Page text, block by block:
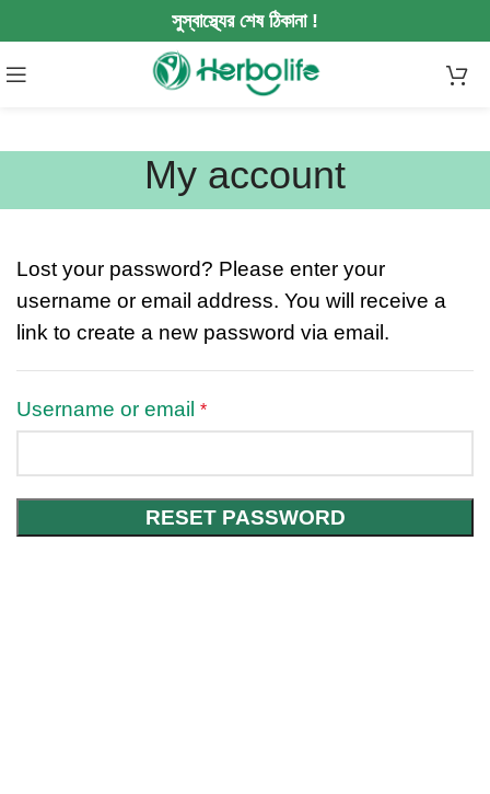
সুস্বাস্থ্যের শেষ ঠিকানা !
My account
Lost your password? Please enter your
username or email address. You will receive a
link to create a new password via email.
Username or email *
RESET PASSWORD